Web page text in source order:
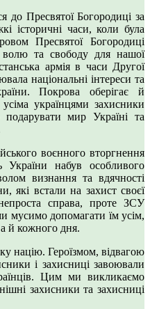
до Пресвятої Богородиці за
історичні часи, коли була
Пресвятої Богородиці
волю та свободу для нашої
армія в часи Другої
національні інтереси та
Покрова оберігає й
українцями захисники
мир Україні та
воєнного вторгнення
України набув особливого
визнання та вдячності
які встали на захист своєї
справа, проте ЗСУ
мусимо допомагати їм усім,
й кожного дня.
націю. Героїзмом, відвагою
і захисниці завоювали
Цим ми викликаємо
захисники та захисниці